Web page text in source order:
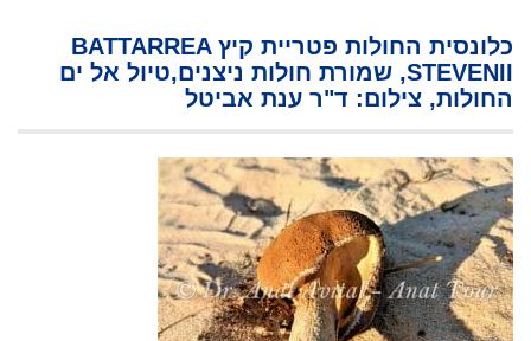
כלונסית החולות פטריית קיץ BATTARREA
STEVENII, שמורת חולות ניצנים,טיול אל ים
החולות, צילום: ד"ר ענת אביטל